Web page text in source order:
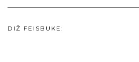
DIŽ FEISBUKE: